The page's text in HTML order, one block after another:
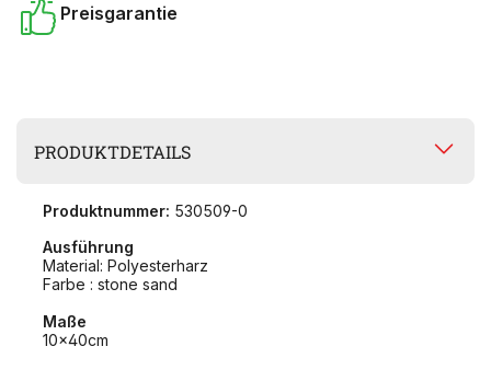
Preisgarantie
PRODUKTDETAILS
Produktnummer: 530509-0
Ausführung
Material: Polyesterharz
Farbe : stone sand
Maße
10x40cm